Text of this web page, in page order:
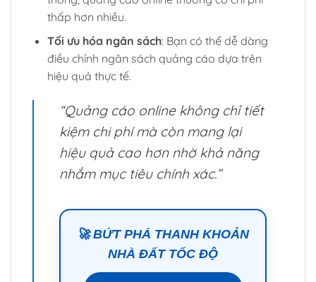
thấp hơn nhiều.
Tối ưu hóa ngân sách: Bạn có thể dễ dàng
điều chỉnh ngân sách quảng cáo dựa trên
hiệu quả thực tế.
“Quảng cáo online không chỉ tiết
kiệm chi phí mà còn mang lại
hiệu quả cao hơn nhờ khả năng
nhắm mục tiêu chính xác.”
🚀 BỨT PHÁ THANH KHOẢN
NHÀ ĐẤT TỐC ĐỘ